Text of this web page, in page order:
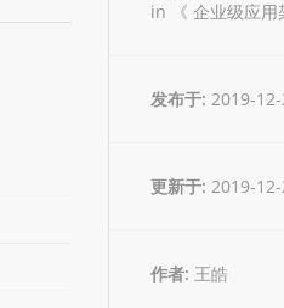
in 《 企业级应用
发布于: 2019-
更新于: 2019-
作者: 王皓